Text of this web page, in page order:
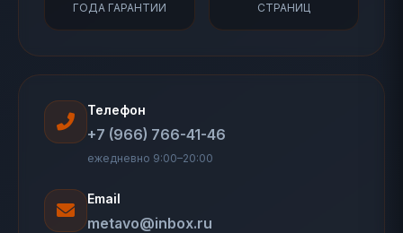
ГОДА ГАРАНТИИ СТРАНИЦ
Телефон
+7 (966) 766-41-46
ежедневно 9:00–20:00
Email
metavo@inbox.ru